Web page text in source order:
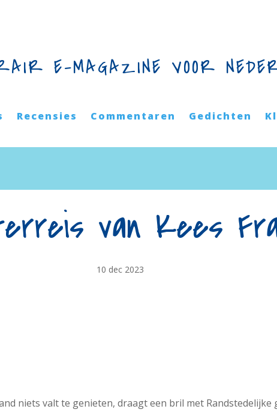
E-MAGAZINE VOOR
Recensies Commentaren Gedichten
van Kees
10 dec 2023
niets valt te genieten, draagt een bril met Randstedelijke